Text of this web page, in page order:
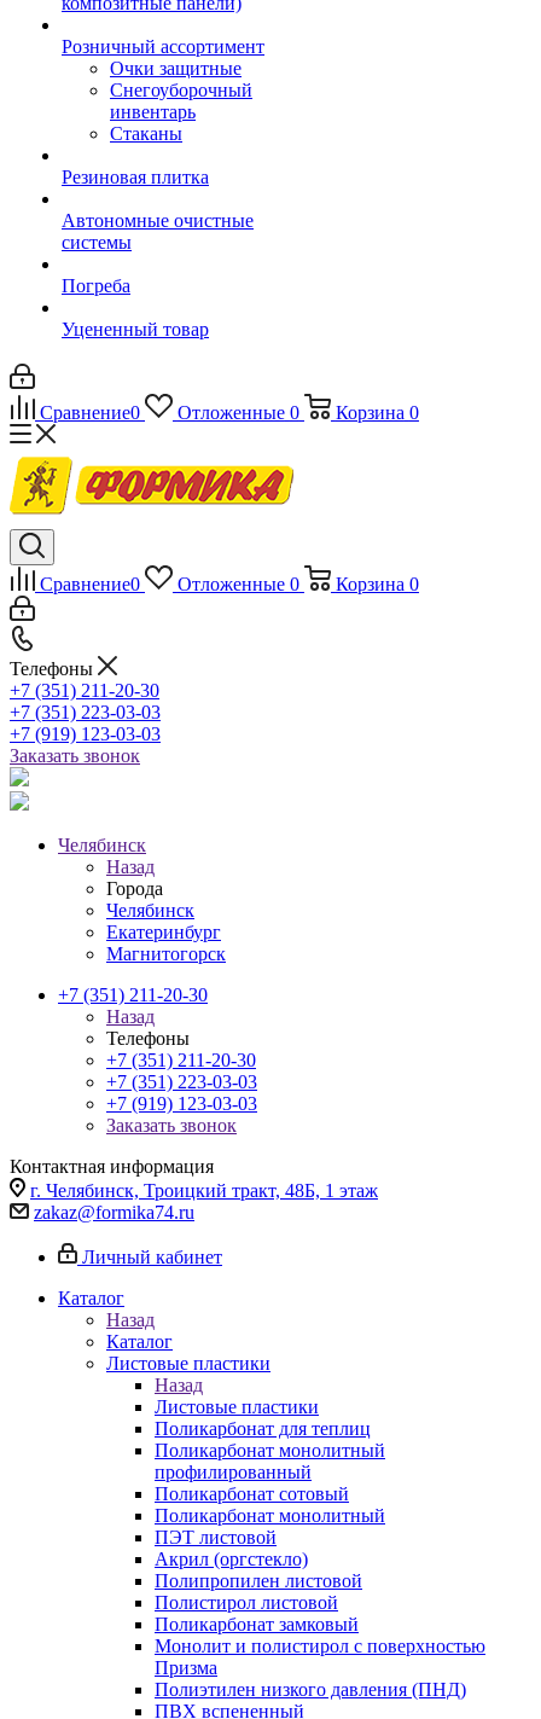
Розничный ассортимент
Очки защитные
Снегоуборочный
инвентарь
Стаканы
Резиновая плитка
Автономные очистные
системы
Погреба
Уцененный товар
Сравнение0 Отложенные 0 Корзина 0
Сравнение0 Отложенные 0 Корзина 0
Телефоны
+7 (351) 211-20-30
+7 (351) 223-03-03
+7 (919) 123-03-03
Заказать звонок
Челябинск
Назад
Города
Челябинск
Екатеринбург
Магнитогорск
+7 (351) 211-20-30
Назад
Телефоны
+7 (351) 211-20-30
+7 (351) 223-03-03
+7 (919) 123-03-03
Заказать звонок
Контактная информация
г. Челябинск, Троицкий тракт, 48Б, 1 этаж
zakaz@formika74.ru
Личный кабинет
Каталог
Назад
Каталог
Листовые пластики
Назад
Листовые пластики
Поликарбонат для теплиц
Поликарбонат монолитный
профилированный
Поликарбонат сотовый
Поликарбонат монолитный
ПЭТ листовой
Акрил (оргстекло)
Полипропилен листовой
Полистирол листовой
Поликарбонат замковый
Монолит и полистирол с поверхностью
Призма
Полиэтилен низкого давления (ПНД)
ПВХ вспененный